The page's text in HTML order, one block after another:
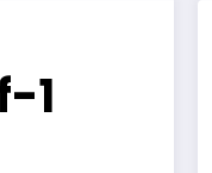
1